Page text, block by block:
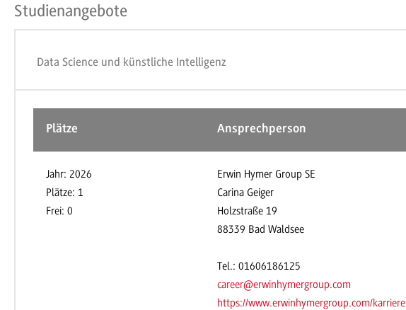
Studienangebote
Data Science und künstliche Intelligenz
Plätze Ansprechperson
Jahr: 2026
Plätze: 1
Frei: 0
Erwin Hymer Group SE
Carina Geiger
Holzstraße 19
88339 Bad Waldsee
Tel.: 01606186125
career@erwinhymergroup.com
https://www.erwinhymergroup.com/karriere